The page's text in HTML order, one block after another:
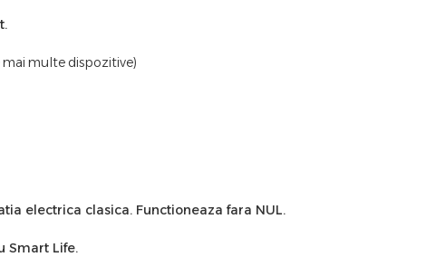
multe dispozitive)
electrica clasica. Functioneaza fara NUL.
Smart Life.